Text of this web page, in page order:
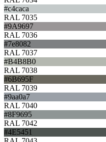
#c4caca
RAL 7035
#9A9697
RAL 7036
#7e8082
RAL 7037
#B4B8B0
RAL 7038
#6B695F
RAL 7039
#9aa0a7
RAL 7040
#8F9695
RAL 7042
#4E5451